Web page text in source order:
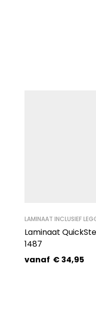
LAMINAAT INCLUSIEF
Laminaat
1487
vanaf € 34,95